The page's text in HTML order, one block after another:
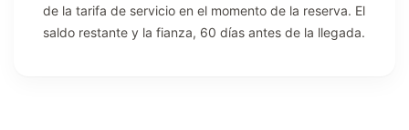
de la tarifa de servicio en el momento de la reserva. El
saldo restante y la fianza, 60 días antes de la llegada.